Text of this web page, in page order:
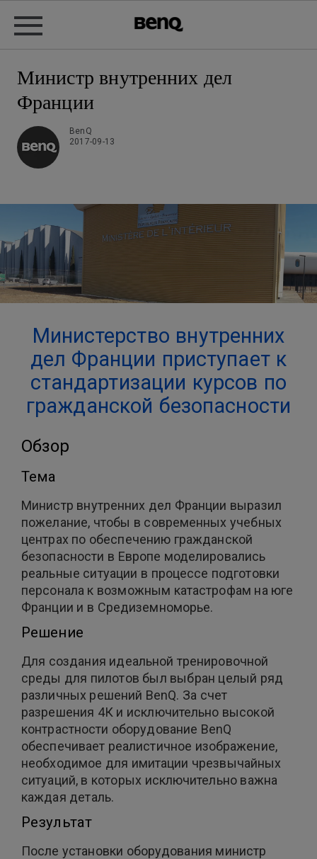
Министр внутренних дел
Франции
BenQ
2017-09-13
Министерство внутренних
дел Франции приступает к
стандартизации курсов по
гражданской безопасности
Обзор
Тема
Министр внутренних дел Франции выразил
пожелание, чтобы в современных учебных
центрах по обеспечению гражданской
безопасности в Европе моделировались
реальные ситуации в процессе подготовки
персонала к возможным катастрофам на юге
Франции и в Средиземноморье.
Решение
Для создания идеальной тренировочной
среды для пилотов был выбран целый ряд
различных решений BenQ. За счет
разрешения 4К и исключительно высокой
контрастности оборудование BenQ
обеспечивает реалистичное изображение,
необходимое для имитации чрезвычайных
ситуаций, в которых исключительно важна
каждая деталь.
Результат
После установки оборудования министр